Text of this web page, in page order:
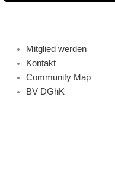
Mitglied werden
Kontakt
Community Map
BV DGhK